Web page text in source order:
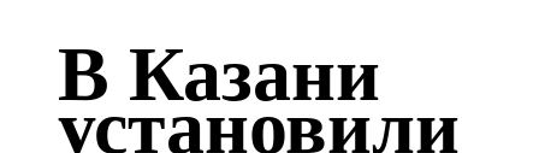
Кадыбаш
105,2 FM
В Казани
установили